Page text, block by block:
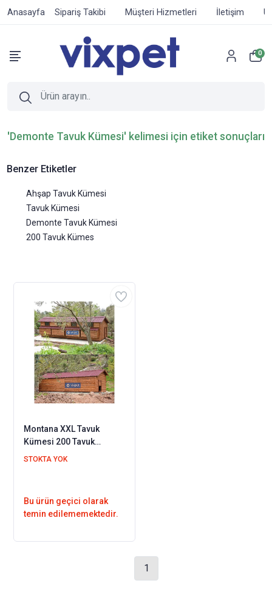
Anasayfa Sipariş Takibi Müşteri Hizmetleri İletişim
0
'Demonte Tavuk Kümesi' kelimesi için etiket sonuçları
Benzer Etiketler
Ahşap Tavuk Kümesi
Tavuk Kümesi
Demonte Tavuk Kümesi
200 Tavuk Kümes
Montana XXL Tavuk
Kümesi 200 Tavuk
Barınabilir
STOKTA YOK
Bu ürün geçici olarak
temin edilememektedir.
1